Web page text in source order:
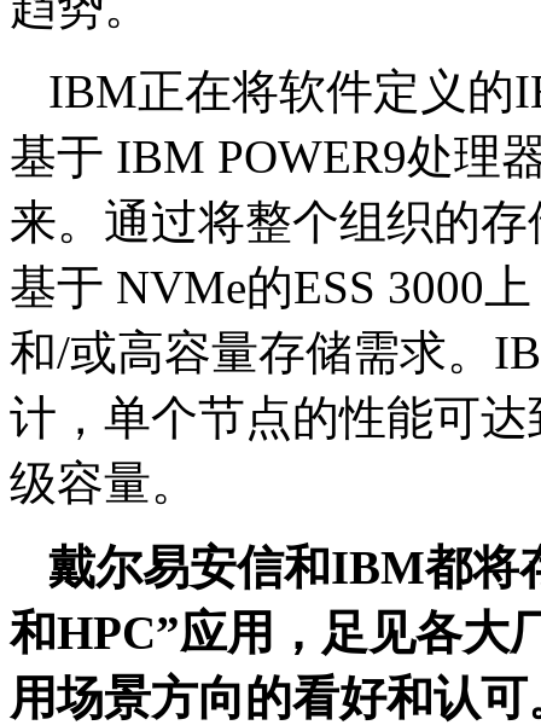
IBM正在将软件定义的
基于 IBM POWER9处理
来。通过将整个组织的
基于 NVMe的ESS 3000
和/或高容量存储需求。
计，单个节点的性能可
级容量。
戴尔易安信和IBM都将
和HPC”应用，足见各大
用场景方向的看好和认可